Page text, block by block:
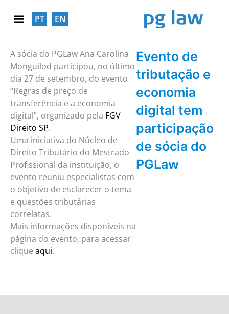
PT EN
Evento de
tributação e
economia
digital tem
participação
de sócia do
PGLaw
A sócia do PGLaw Ana Carolina
Monguilod participou, no último
dia 27 de setembro, do evento
“Regras de preço de
transferência e a economia
digital”, organizado pela FGV
Direito SP.
Uma iniciativa do Núcleo de
Direito Tributário do Mestrado
Profissional da instituição, o
evento reuniu especialistas com
o objetivo de esclarecer o tema
e questões tributárias
correlatas.
Mais informações disponíveis na
página do evento, para acessar
clique aqui.